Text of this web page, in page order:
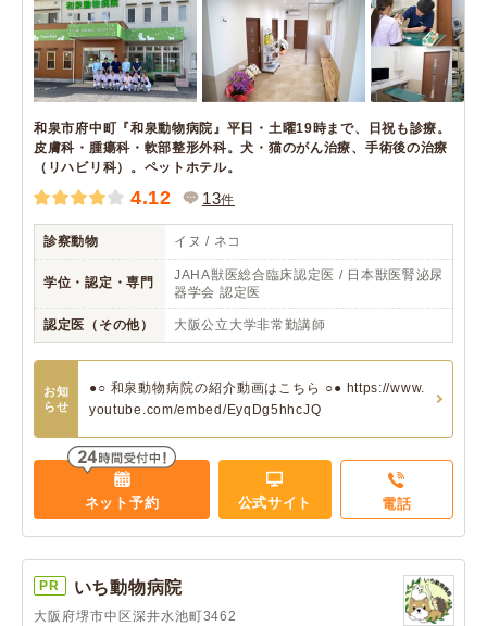
和泉市府中町『和泉動物病院』平日・土曜19時まで、日祝も診療。
皮膚科・腫瘍科・軟部整形外科。犬・猫のがん治療、手術後の治療
（リハビリ科）。ペットホテル。
4.12 13件
診察動物 イヌ / ネコ
学位・認定・専門
JAHA獣医総合臨床認定医 / 日本獣医腎泌尿
器学会 認定医
認定医（その他） 大阪公立大学非常勤講師
お知
らせ
●○ 和泉動物病院の紹介動画はこちら ○● https://www.
youtube.com/embed/EyqDg5hhcJQ
ネット予約 公式サイト 電話
PR いち動物病院
大阪府堺市中区深井水池町3462